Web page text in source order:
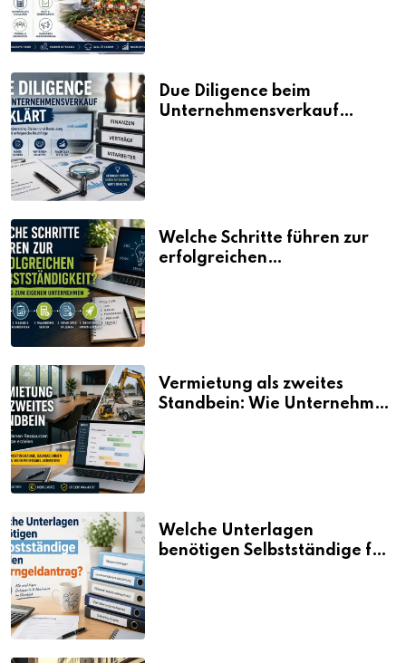
Due Diligence beim
Unternehmensverkauf
Welche Schritte führen zur
erfolgreichen
Vermietung als zweites
Standbein: Wie Unternehmen
Welche Unterlagen
benötigen Selbstständige für